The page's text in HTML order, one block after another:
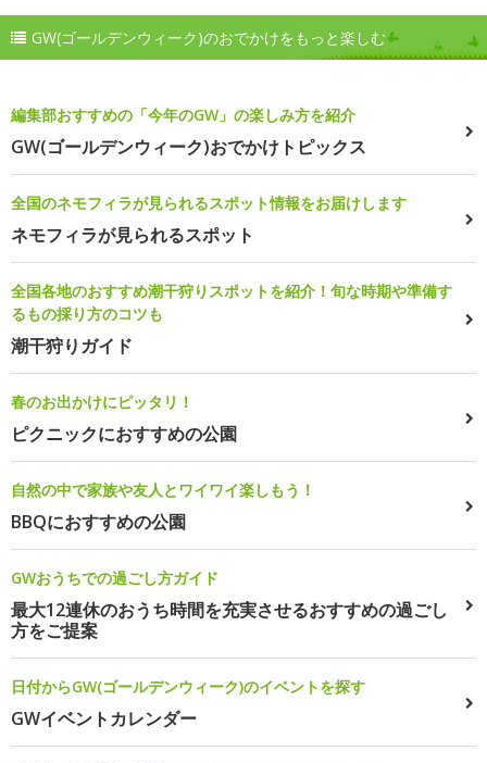
GW(ゴールデンウィーク)のおでかけをもっと楽しむ
編集部おすすめの「今年のGW」の楽しみ方を紹介
GW(ゴールデンウィーク)おでかけトピックス
全国のネモフィラが見られるスポット情報をお届けします
ネモフィラが見られるスポット
全国各地のおすすめ潮干狩りスポットを紹介！旬な時期や準備す
るもの採り方のコツも
潮干狩りガイド
春のお出かけにピッタリ！
ピクニックにおすすめの公園
自然の中で家族や友人とワイワイ楽しもう！
BBQにおすすめの公園
GWおうちでの過ごし方ガイド
最大12連休のおうち時間を充実させるおすすめの過ごし
方をご提案
日付からGW(ゴールデンウィーク)のイベントを探す
GWイベントカレンダー